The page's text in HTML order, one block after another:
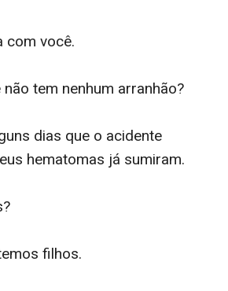
com você.
tem nenhum arranhão?
dias que o acidente
hematomas já sumiram.
filhos.